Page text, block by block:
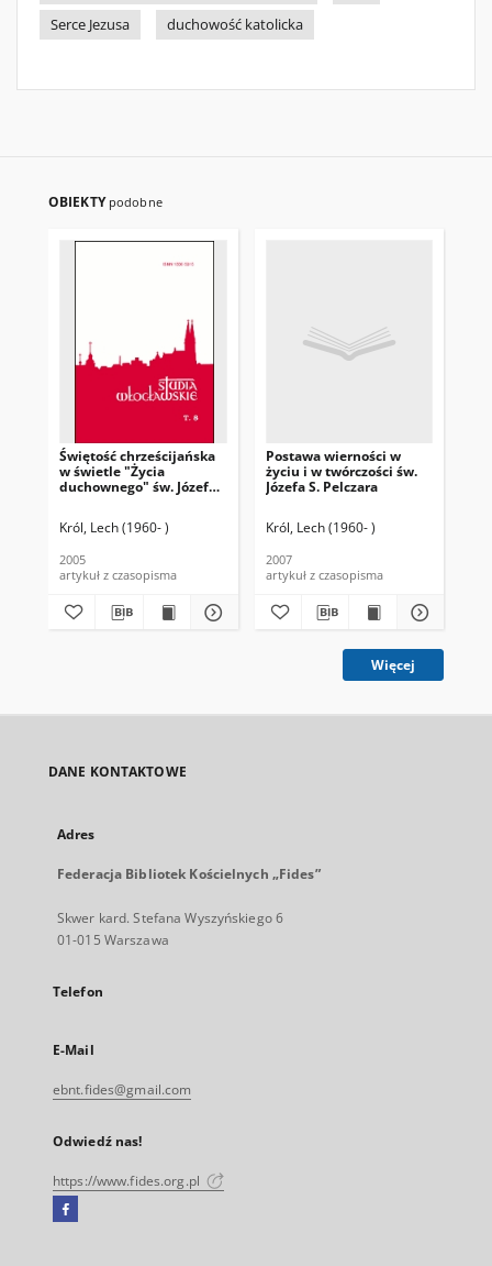
Serce Jezusa
duchowość katolicka
OBIEKTY podobne
Świętość chrześcijańska
w świetle "Życia
duchownego" św. Józefa
Król, Lech (1960- )
2005
artykuł z czasopisma
Postawa wierności w
życiu i w twórczości św.
Józefa S. Pelczara
Król, Lech (1960- )
2007
artykuł z czasopisma
Więcej
DANE KONTAKTOWE
Adres
Federacja Bibliotek Kościelnych „Fides”
Skwer kard. Stefana Wyszyńskiego 6
01-015 Warszawa
Telefon
E-Mail
ebnt.fides@gmail.com
Odwiedź nas!
https://www.fides.org.pl
Facebook